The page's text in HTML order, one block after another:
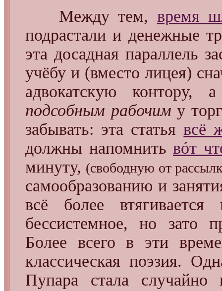
Между тем, время
подрастали и денежные
эта досадная параллель
учёбу и (вместо лицея)
адвокатскую контору,
подсобным рабочим у
забывать: эта статьявсё
должны напомнить вóт
минуту, (свободную от
самообразованию и
всё более
бессистемное, но зато
Более всего в эти
классическая поэзия.
Пупара стала